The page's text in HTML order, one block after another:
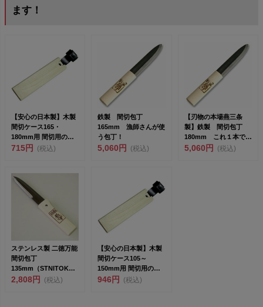
ます！
【安心の日本製】木製
間切ケース165・
180mm用 間切用の鞘
刃物との相性のい
715円 (税込)
鉄製 間切包丁
165mm 漁師さんが使
う包丁！
5,060円 (税込)
【刃物の本場燕三条
製】鉄製 間切包丁
180mm これ１本で魚
やロープなど切ったり
5,060円 (税込)
ステンレス製 二徳万能
間切包丁
135mm（STNITOKUM
AKIRI-135）
2,808円 (税込)
【安心の日本製】木製
間切ケース105～
150mm用 間切用の鞘
刃物との相性のい
946円 (税込)